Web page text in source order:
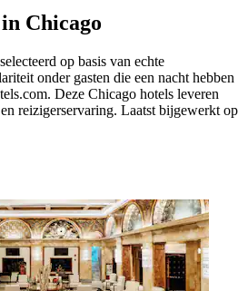
Chicago
op basis van echte
onder gasten die een nacht hebben
Deze Chicago hotels leveren
reizigerservaring. Laatst bijgewerkt op